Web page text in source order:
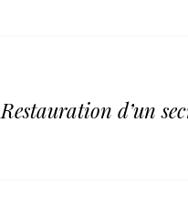
Restauration d’un